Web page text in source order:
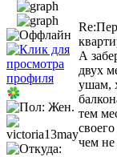
А
двух
ушам,
тем
чем